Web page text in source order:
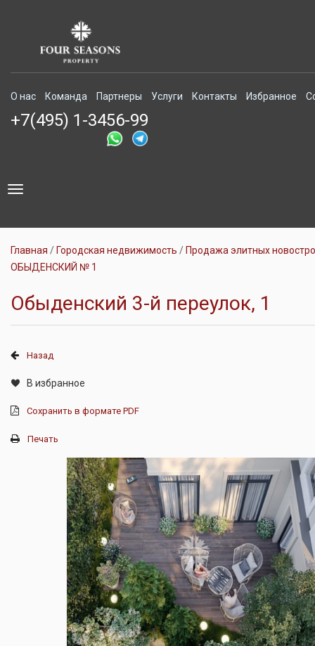
О нас Команда Партнеры Услуги Контакты Избранное
+7(495) 1-3456-99
Toggle
Главная Городская недвижимость
Продажа элитных
ОБЫДЕНСКИЙ № 1
Обыденский 3-й переулок, 1
Назад
В избранное
Сохранить в формате PDF
Печать